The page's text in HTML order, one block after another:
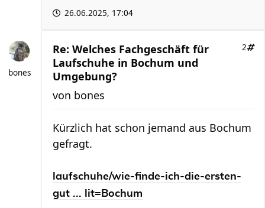
26.06.2025, 17:04
bones
Re: Welches Fachgeschäft für
Laufschuhe in Bochum und
Umgebung?
2
von bones
Kürzlich hat schon jemand aus Bochum
gefragt.
laufschuhe/wie-finde-ich-die-ersten-
gut ... lit=Bochum